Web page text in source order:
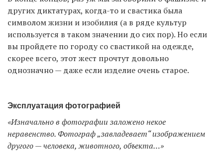
других диктатурах, когда-то и свастика была
символом жизни и изобилия (а в ряде культур
используется в таком значении до сих пор). Но если
вы пройдете по городу со свастикой на одежде,
скорее всего, этот жест прочтут довольно
однозначно — даже если изделие очень старое.
Эксплуатация фотографией
«Изначально в фотографии заложено некое
неравенство. Фотограф „завладевает“ изображением
другого — человека, животного, объекта…»